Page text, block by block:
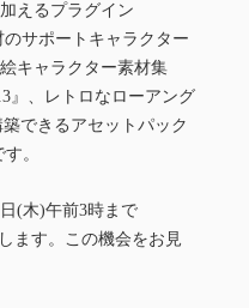
えるプラグイン
のサポートキャラクター
キャラクター素材集
』、レトロなローアング
できるアセットパック
。
(木)午前3時まで
ます。この機会をお見